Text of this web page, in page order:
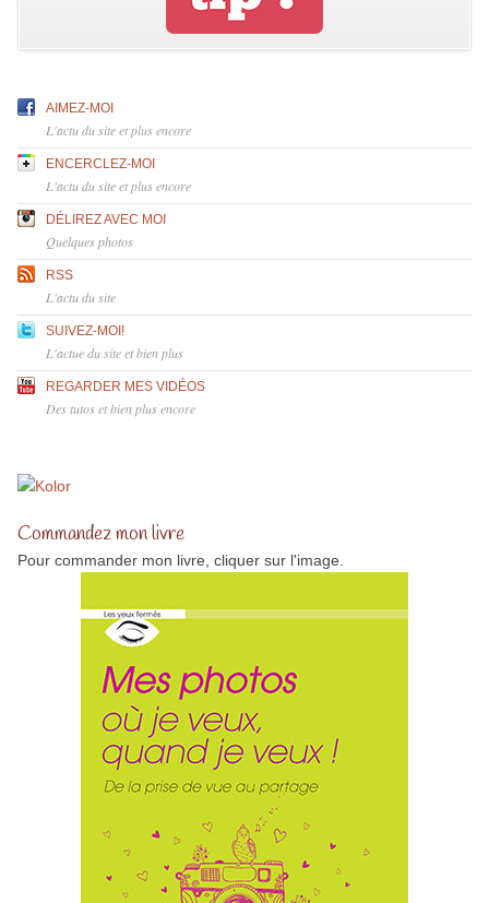
AIMEZ-MOI
L'actu du site et plus encore
ENCERCLEZ-MOI
L'actu du site et plus encore
DÉLIREZ AVEC MOI
Quelques photos
RSS
L'actu du site
SUIVEZ-MOI!
L'actue du site et bien plus
REGARDER MES VIDÉOS
Des tutos et bien plus encore
Commandez mon livre
Pour commander mon livre, cliquer sur l'image.